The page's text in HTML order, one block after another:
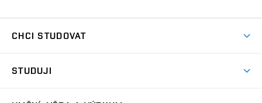
CHCI STUDOVAT
STUDUJI